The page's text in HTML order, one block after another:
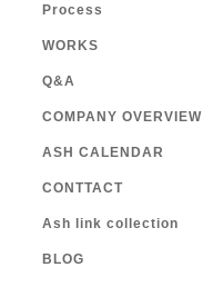
Process
WORKS
Q&A
COMPANY OVERVIEW
ASH CALENDAR
CONTTACT
Ash link collection
BLOG